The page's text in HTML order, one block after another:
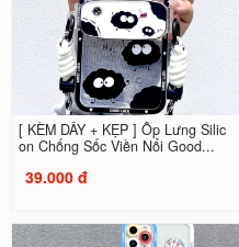
[ KÈM DÂY + KẸP ] Ốp Lưng Silic
on Chống Sốc Viền Nổi Good...
39.000 đ